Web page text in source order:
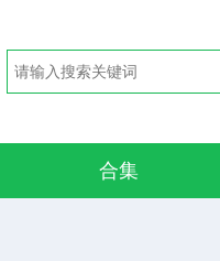
合集